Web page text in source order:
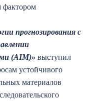
фактором
прогнозирования с
(AIM)» выступил
устойчивого
материалов